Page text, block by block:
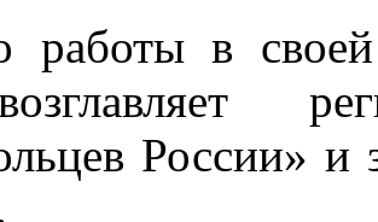
работы в своей
России» и